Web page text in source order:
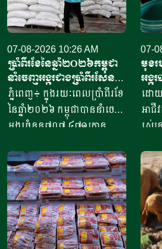
07-08-2026 10:26 AM
ប្រាំពីរខែនៃឆ្នាំ​២០២៦កម្ពុជា
នាំចេញអង្ករជាងប្រាំពីរសែន​
តោន គិតជាទឹកប្រាក់​
ជាង៤១៥លានដុល្លារ
ភ្នំពេញ៖ ក្នុងរយៈពេលប្រាំពីរខែ
នៃឆ្នាំ២០២៦ កម្ពុជាបាននាំចេញ
អង្ករចំនួន៧០៧ ៤៧១តោន​
ចំនួន៦១ក្រុមហ៊ុន ដោយនាំ
ចេញទៅកាន់គោលដៅចំនួន៦៦
ដែលក្នុងនោះទៅកាន់បណ្តា
ប្រទេសនៅក្នុងតំបន់អឺរ៉ុប
ចំនួន៣៣ ​បានបរិមាណអង្ករ
ចំនួន២០៧ ១៥៧តោន គិតជា
07-
មុខរ
អង្ក
ចំណូ
ក្នុង
ដោយ
អាជីវ
រស់ន
ចាប់
១០កំ
គីឡូក្
២០២
០០០
ចំណូ